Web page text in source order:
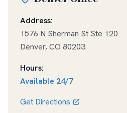
Address:
1576 N Sherman St Ste 120
Denver,CO 80203
Hours:
Available 24/7
Get Directions